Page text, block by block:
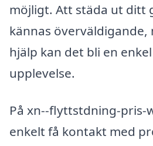
möjligt. Att städa ut ditt
kännas
hjälp kan det bli en
upplevelse.
På xn--flyttstdning-pris-
enkelt få kontakt med